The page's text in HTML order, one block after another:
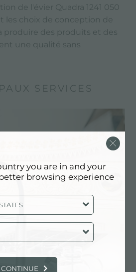
de l'évier Quadra 1241 050
les choix de conception de
produire des produits et des
une qualité sans
SERVICES
personnalisé
la production de Foster
you are in and your
browsing experience
CONTINUE